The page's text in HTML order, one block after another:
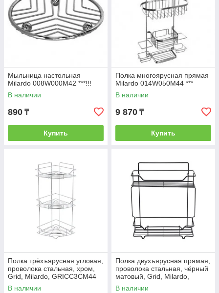
Мыльница настольная
Milardo 008W000M42 ***!!!
В наличии
890 ₸
Купить
Полка многоярусная прямая
Milardo 014W050M44 ***
В наличии
9 870 ₸
Купить
Полка трёхъярусная угловая,
проволока стальная, хром,
Grid, Milardo, GRICC3CM44
В наличии
Полка двухъярусная прямая,
проволока стальная, чёрный
матовый, Grid, Milardo,
GRICS2BM44
В наличии